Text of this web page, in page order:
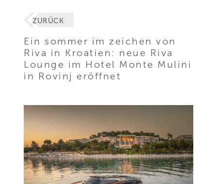
ZURÜCK
Ein sommer im zeichen von
Riva in Kroatien: neue Riva
Lounge im Hotel Monte Mulini
in Rovinj eröffnet